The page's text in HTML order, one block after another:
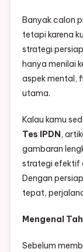
Banyak calon
tetapi karena
strategi
hanya menilai
aspek mental,
utama.
Kalau kamu
Tes IPDN,
gambaran
strategi efektif
Dengan
tepat,
Mengenal
Sebelum